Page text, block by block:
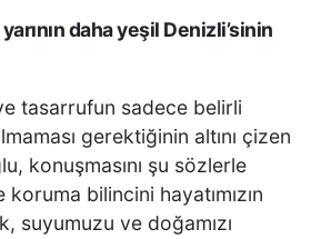
daha yeşil Denizli’sinin
tasarrufun sadece belirli
gerektiğinin altını çizen
konuşmasını şu sözlerle
bilincini hayatımızın
suyumuzu ve doğamızı